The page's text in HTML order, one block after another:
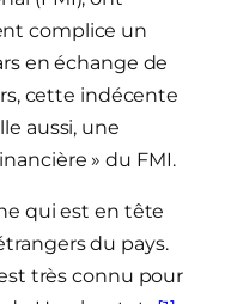
complice un
en échange de
cette indécente
aussi, une
» du FMI.
qui est en tête
du pays.
très connu pour